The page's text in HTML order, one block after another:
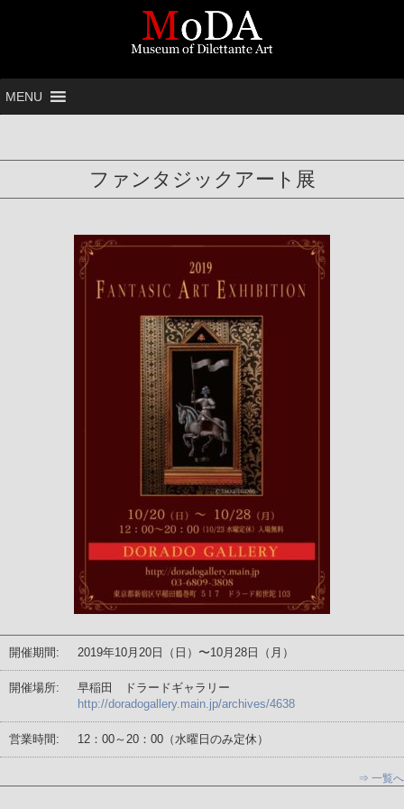
MENU
ファンタジックアート展
開催期間: 2019年10月20日（日）〜10月28日（月）
開催場所:
早稲田 ドラードギャラリー
http://doradogallery.main.jp/archives/4638
営業時間: 12：00～20：00（水曜日のみ定休）
⇒ 一覧へ